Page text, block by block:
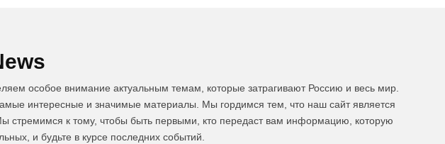
особое внимание актуальным темам, которые затрагивают Россию и весь мир.
интересные и значимые материалы. Мы гордимся тем, что наш сайт является
стремимся к тому, чтобы быть первыми, кто передаст вам информацию, которую
и будьте в курсе последних событий.